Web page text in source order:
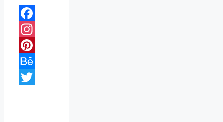
Facebook
Instagram
Pinterest
Behance